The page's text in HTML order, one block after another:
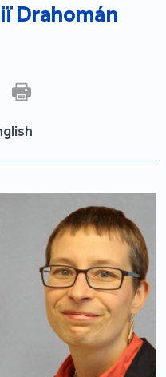
Drahomán